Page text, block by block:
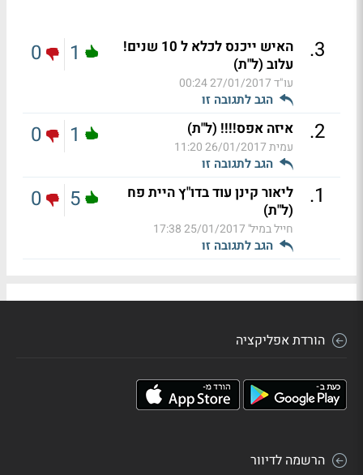
3
.
האיש ייכנס לכלא ל 10 שנים!
עלוב (ל"ת)
עו"ד27/01/2017 00:24
הגב לתגובה זו
1
0
2
. איזה אפס!!!! (ל"ת)
עמית26/01/2017 11:20
הגב לתגובה זו
1
0
1
.
ליאור קינן עוד בדו"ץ היית פח
(ל"ת)
חייל במיל'25/01/2017 17:38
הגב לתגובה זו
5
0
הורדת אפליקציה
הרשמה לדיוור